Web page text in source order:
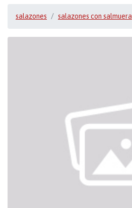
salazones salazones con salmuera